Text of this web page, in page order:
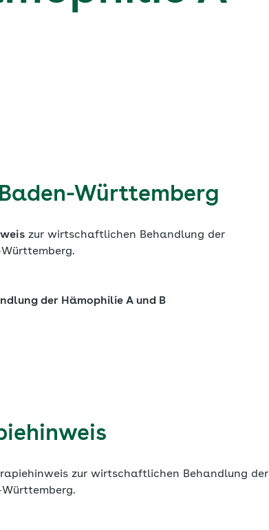
Württemberg
zur wirtschaftlichen Behandlung der
der Hämophilie A und B
zur wirtschaftlichen Behandlung der